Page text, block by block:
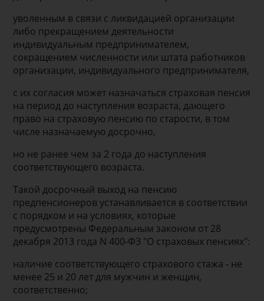
уволенным в связи с ликвидацией организации
либо прекращением деятельности
индивидуальным предпринимателем,
сокращением численности или штата работников
организации, индивидуального предпринимателя,
с их согласия может назначаться страховая пенсия
на период до наступления возраста, дающего
право на страховую пенсию по старости, в том
числе назначаемую досрочно,
но не ранее чем за 2 года до наступления
соответствующего возраста.
Такой досрочный выход на пенсию
предпенсионеров устанавливается в соответствии
с порядком и на условиях, которые
предусмотрены Федеральным законом от 28
декабря 2013 года N 400-ФЗ "О страховых пенсиях":
наличие соответствующего страхового стажа - не
менее 25 и 20 лет для мужчин и женщин,
соответственно;